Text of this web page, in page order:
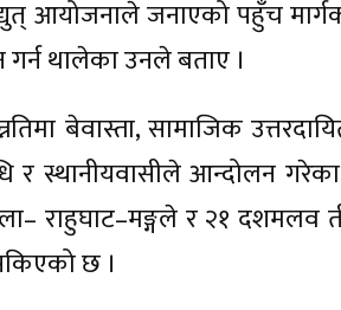
आयोजनाले जनाएको पहुँच
गर्न थालेका उनले बताए ।
बेवास्ता, सामाजिक
र स्थानीयवासीले आन्दोलन
राहुघाट–मङ्गले र २१ दशमलव
छ ।